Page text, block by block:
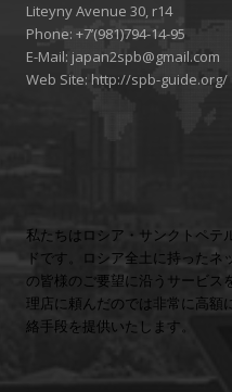
Liteyny Avenue 30, r14
Phone: +7’(981)794-14-95
E-Mail: japan2spb@gmail.com
Web Site: http://spb-guide.org/
私たちはロシア・サンクトペテ
ドです。ロシア全土に持った
の皆様のご要望に沿うサービス
理店に頼んだのでは非常に高額
絡手段を提供いたします。